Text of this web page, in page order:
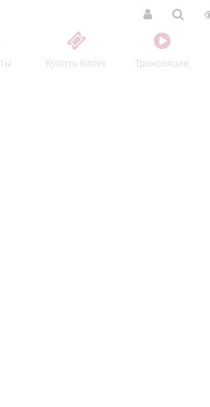
Купить билет Трансляции